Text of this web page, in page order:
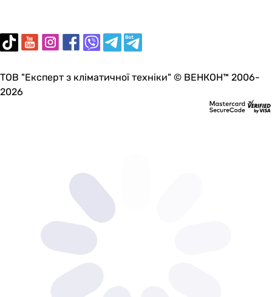
ТОВ "Експерт з кліматичної техніки" © ВЕНКОН™ 2006-
2026